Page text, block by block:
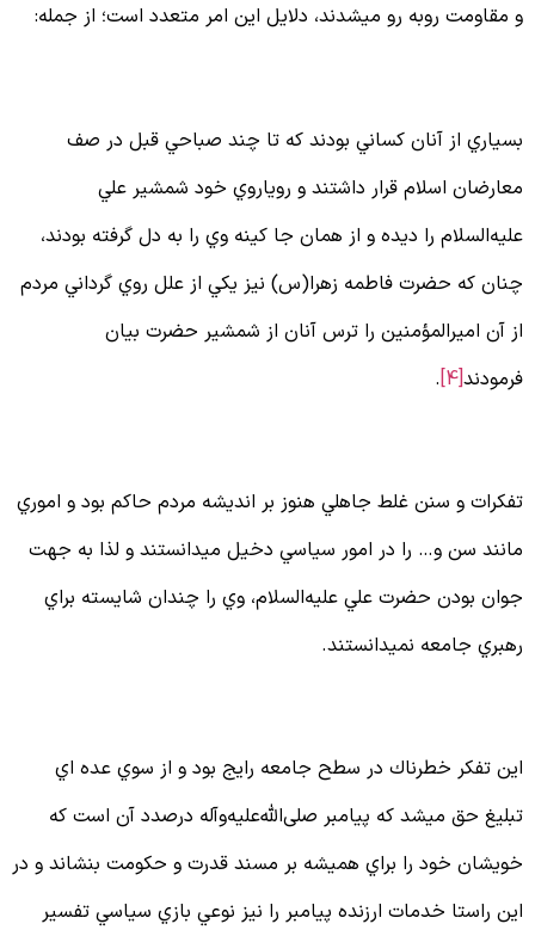
مقاومت روبه رو مي‏شدند، دلايل اين امر متعدد است؛ از جمله:
از آنان كساني بودند كه تا چند صباحي قبل در صف
اسلام قرار داشتند و روياروي خود شمشير علي
را ديده و از همان جا كينه وي را به دل گرفته بودند،
كه حضرت فاطمه زهرا(س) نيز يكي از علل روي گرداني مردم
آن امیرالمؤمنین را ترس آنان از شمشیر حضرت بيان
[4]
.
و سنن غلط جاهلي هنوز بر انديشه مردم حاكم بود و اموري
سن و… را در امور سياسي دخيل مي‏دانستند و لذا به جهت
بودن حضرت علي علیه‌السلام، وي را چندان شايسته براي
جامعه نمي‏دانستند.
تفكر خطرناك در سطح جامعه رايج بود و از سوي عده اي
حق مي‏شد كه پيامبر صلی‌الله‌علیه‌وآله درصدد آن است كه
خود را براي هميشه بر مسند قدرت و حكومت بنشاند و در
راستا خدمات ارزنده پيامبر را نيز نوعي بازي سياسي تفسير